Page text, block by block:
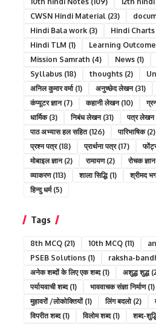
CWSN Hindi Material (23)
Hindi Bala work (3) Hindi Charts
Hindi TLM (1) Learning
Mission Samrath (4) News (1)
Syllabus (18) thoughts (2)
अनिल कुमार वर्मा(1) अनुच्छेद लेखन(31)
कंप्यूटर ज्ञान(7) कहानी लेखन(10)
धार्मिक(3) निबंध लेखन(31) पत्र लेखन
पाठ अभ्यास हल सहित(126) पारिभाषिक(2)
प्रश्न पत्र(18) प्रार्थना पत्र(17)
मोबाइल ज्ञान(2) रामायण(2) रोचक ज्ञान
व्याकरण(113) शाला सिद्धि(1) श्रीमद
हिन्दु धर्म(5)
Tags
8th MCQ (21) 10th MCQ (11)
PSEB Solutions (1) raksha-
अनेक शब्दों के लिए एक शब्द(1) अशुद्ध शुद्ध
पर्यायवाची शब्द(1) भाववाचक संज्ञा निर्माण(1)
मुहावरों /लोकोक्तियों(1) लिंग बदलो(2)
विपरीत शब्द(1) विलोम शब्द(1) शब्द-